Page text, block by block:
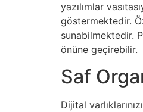
yazılımlar
göstermektedir.
sunabilmektedir.
önüne geçirebilir.
Saf
Dijital